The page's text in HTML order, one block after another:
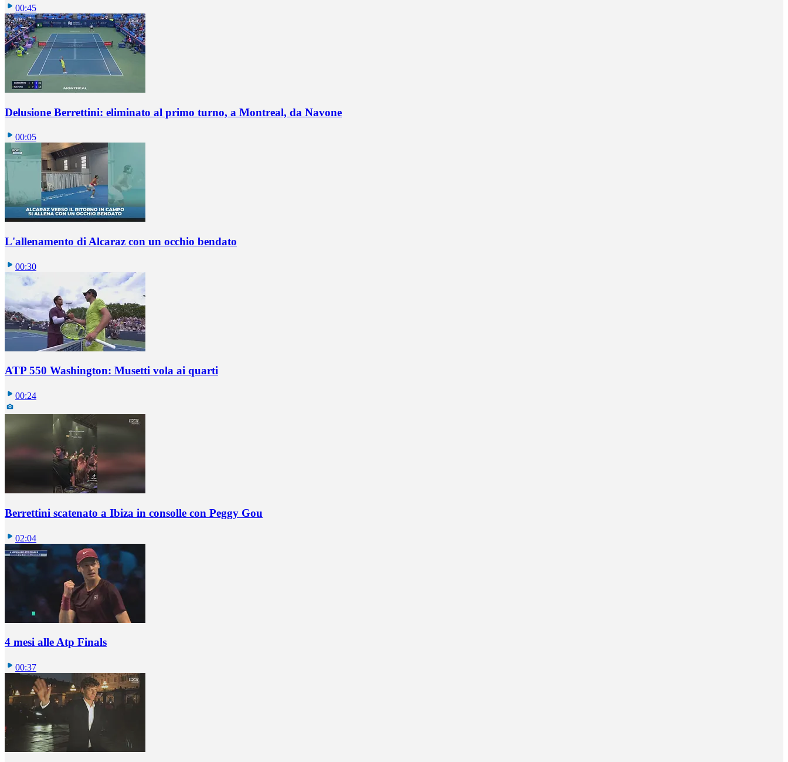
00:45
Delusione Berrettini: eliminato al primo turno, a Montreal, da Navone
00:05
L'allenamento di Alcaraz con un occhio bendato
00:30
ATP 550 Washington: Musetti vola ai quarti
00:24
Berrettini scatenato a Ibiza in consolle con Peggy Gou
02:04
4 mesi alle Atp Finals
00:37